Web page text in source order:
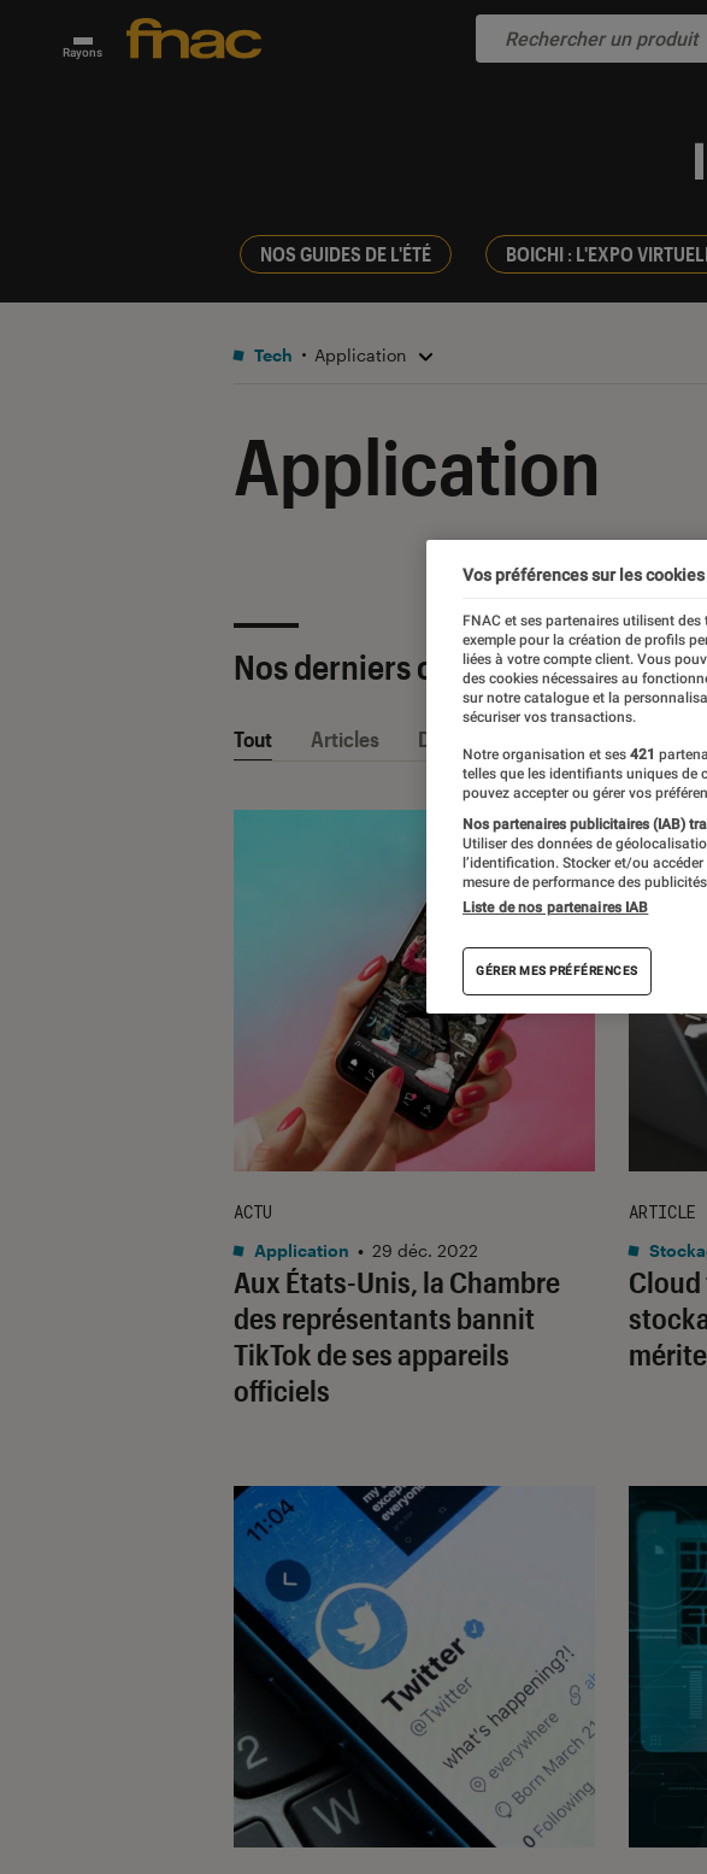
Rayons
NOS GUIDES DE L'ÉTÉ BOICHI : L'EXPO
Tech Application
Application
Nos derniers contenus
Tout Articles Dossiers
Aux États-Unis, la Chambre
des représentants bannit
TikTok de ses appareils
officiels
ACTU
Application • 29 déc. 2022
Cloud
ARTICLE
Vos préférences sur les cookies
FNAC et ses partenaires utilisent
exemple pour la création de profils
liées à votre compte client. Vous
des cookies nécessaires au
sur notre catalogue et la
sécuriser vos transactions.
Notre organisation et ses 421
telles que les identifiants uniques de
pouvez accepter ou gérer vos
Nos partenaires publicitaires (IAB)
Utiliser des données de
l’identification. Stocker et/ou
mesure de performance des
Liste de nos partenaires IAB
GÉRER MES PRÉFÉRENCES